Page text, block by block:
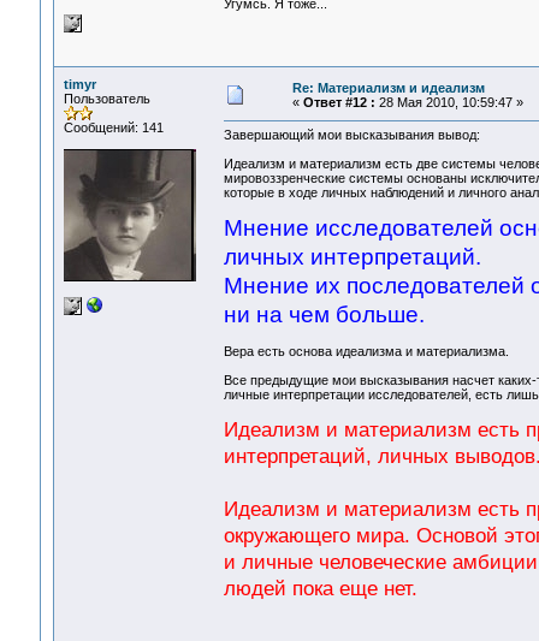
Угумсь. Я тоже...
timyr
Пользователь
Сообщений: 141
Re: Материализм и идеализм
« Ответ #12 : 28 Мая 2010, 10:59:47 »
Завершающий мои высказывания вывод:
Идеализм и материализм есть две системы
мировоззренческие системы основаны
которые в ходе личных наблюдений и личного
Мнение исследователей
личных интерпретаций.
Мнение их последователей
ни на чем больше.
Вера есть основа идеализма и материализма.
Все предыдущие мои высказывания насчет
личные интерпретации исследователей, есть
Идеализм и материализм есть
интерпретаций, личных
Идеализм и материализм есть
окружающего мира. Основой
и личные человеческие
людей пока еще нет.